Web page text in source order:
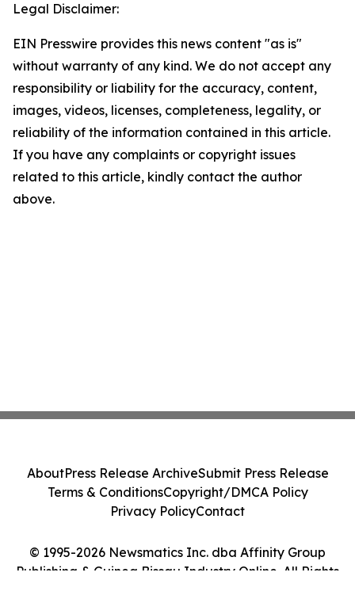
Legal Disclaimer:
EIN Presswire provides this news content "as is"
without warranty of any kind. We do not accept any
responsibility or liability for the accuracy, content,
images, videos, licenses, completeness, legality, or
reliability of the information contained in this article.
If you have any complaints or copyright issues
related to this article, kindly contact the author
above.
© 1995-2026 Newsmatics Inc. dba Affinity Group
Publishing & Guinea Bissau Industry Online. All Rights
AboutPress Release ArchiveSubmit Press Release
Terms & ConditionsCopyright/DMCA Policy
Privacy PolicyContact